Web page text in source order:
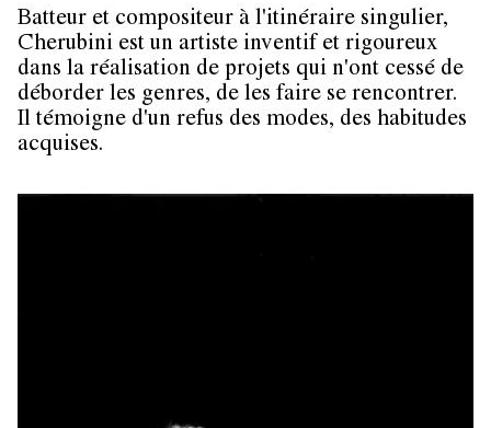
Batteur et compositeur à l'itinéraire singulier,
Cherubini est un artiste inventif et rigoureux
dans la réalisation de projets qui n'ont cessé de
déborder les genres, de les faire se rencontrer.
Il témoigne d'un refus des modes, des habitudes
acquises.